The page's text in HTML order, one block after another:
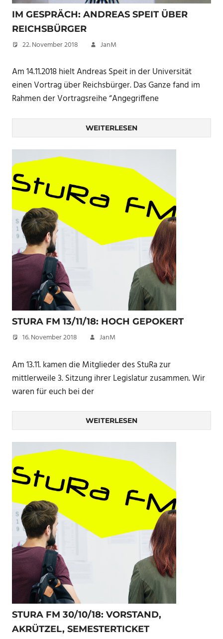
IM GESPRÄCH: ANDREAS SPEIT ÜBER
REICHSBÜRGER
22. November 2018 JanM
Am 14.11.2018 hielt Andreas Speit in der Universität
einen Vortrag über Reichsbürger. Das Ganze fand im
Rahmen der Vortragsreihe “Angegriffene
WEITERLESEN
STURA FM 13/11/18: HOCH GEPOKERT
16. November 2018 JanM
Am 13.11. kamen die Mitglieder des StuRa zur
mittlerweile 3. Sitzung ihrer Legislatur zusammen. Wir
waren für euch bei der
WEITERLESEN
STURA FM 30/10/18: VORSTAND,
AKRÜTZEL, SEMESTERTICKET